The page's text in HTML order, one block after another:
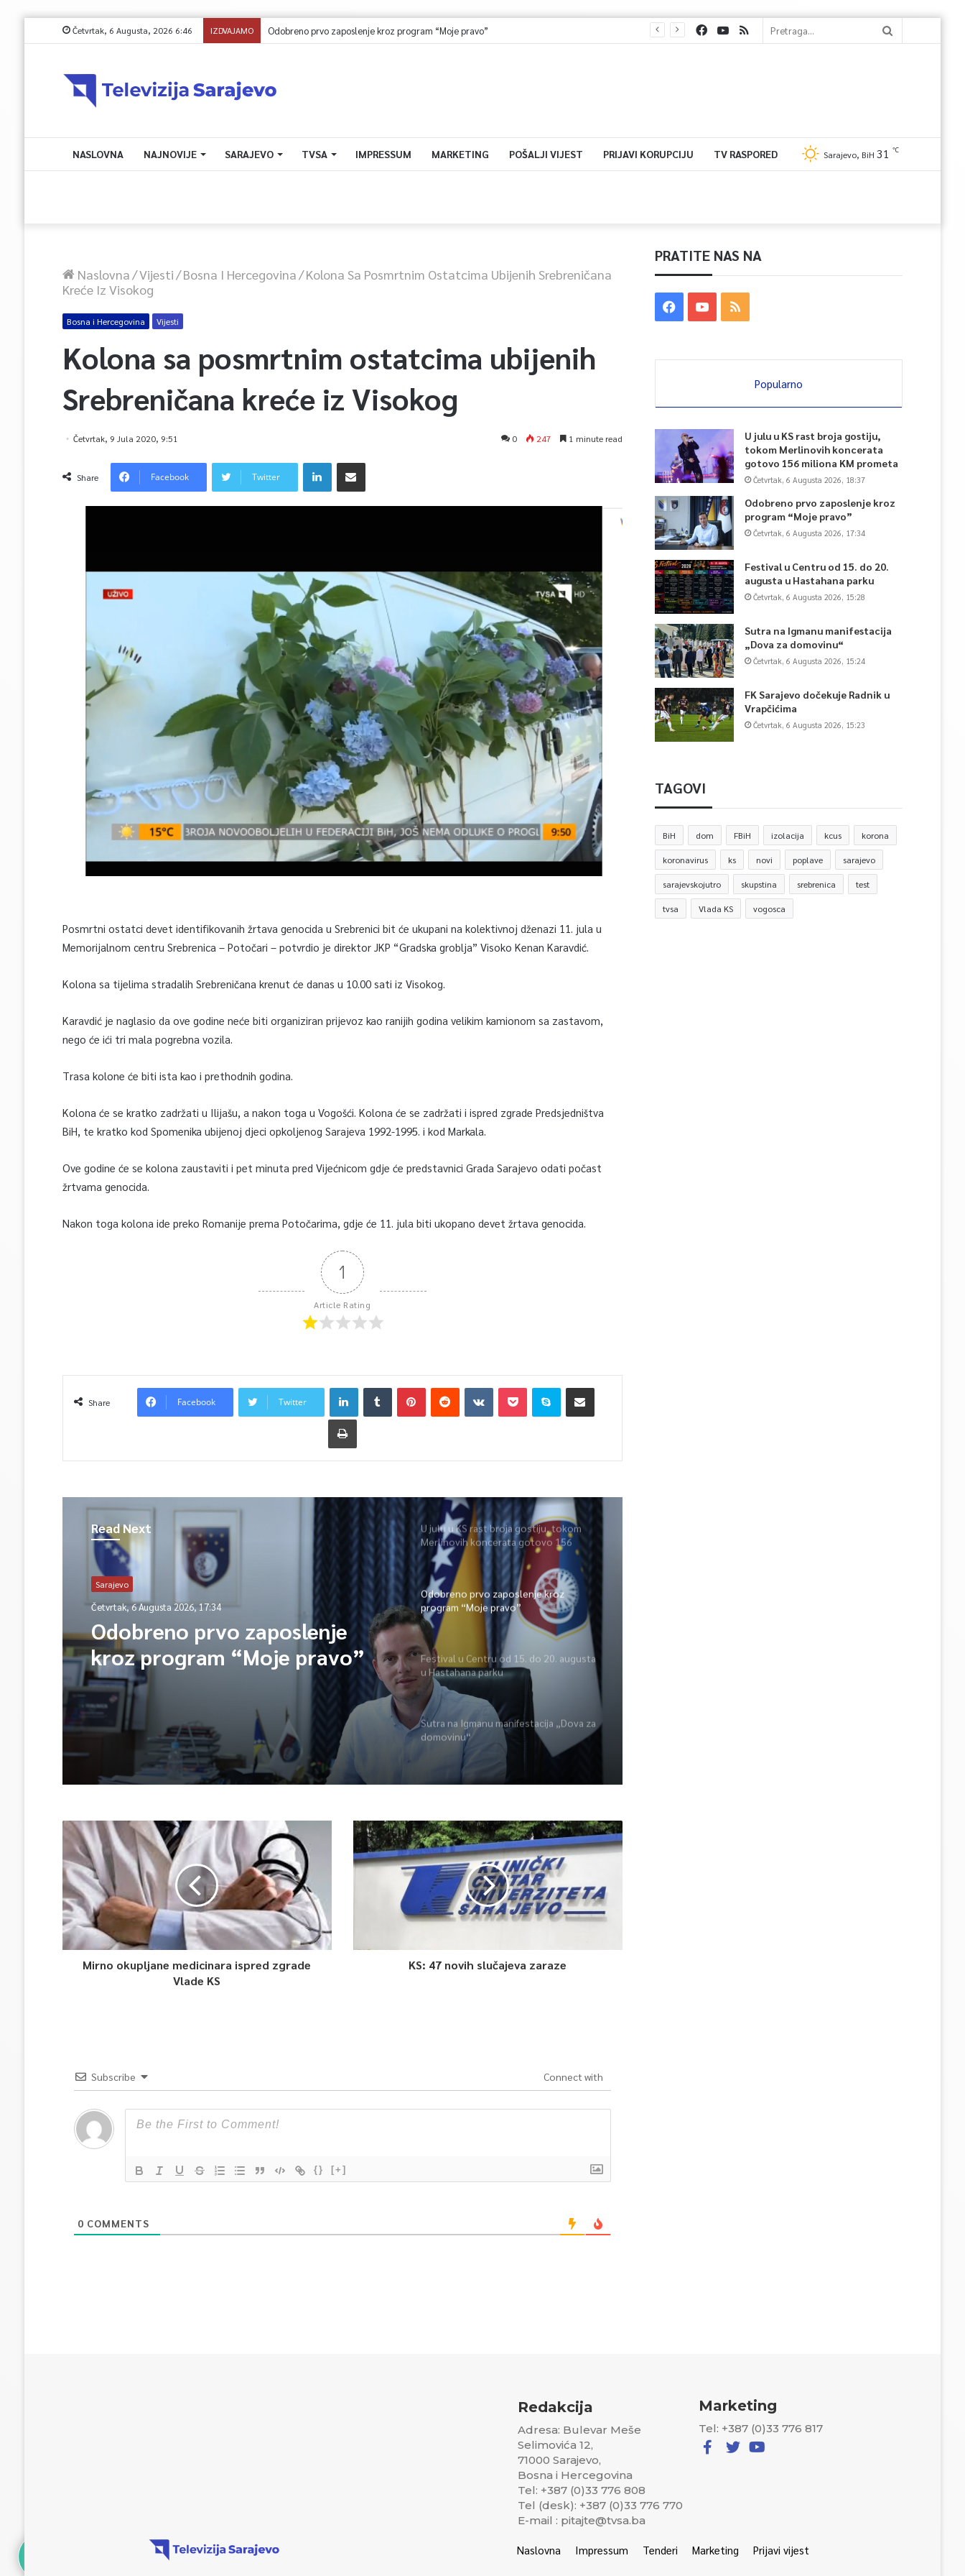
Četvrtak, 6 Augusta, 2026 6:46 IZDVAJAMO
NASLOVNA NAJNOVIJE SARAJEVO TVSA IMPRESSUM MARKETING POŠALJI VIJEST PRIJAVI KORUPCIJU TV RASPORED Sarajevo, BiH 31 ℃
Naslovna/Vijesti/Bosna I Hercegovina/Kolona Sa Posmrtnim Ostatcima Ubijenih Srebreničana
Kreće Iz Visokog
Bosna i Hercegovina Vijesti
Kolona sa posmrtnim ostatcima ubijenih
Srebreničana kreće iz Visokog
Četvrtak, 9 Jula 2020, 9:51 0 247 1 minute read
Share Facebook Twitter
Posmrtni ostatci devet identifikovanih žrtava genocida u Srebrenici bit će ukupani na kolektivnoj dženazi 11. jula u
Memorijalnom centru Srebrenica – Potočari – potvrdio je direktor JKP “Gradska groblja” Visoko Kenan Karavdić.
Kolona sa tijelima stradalih Srebreničana krenut će danas u 10.00 sati iz Visokog.
Karavdić je naglasio da ove godine neće biti organiziran prijevoz kao ranijih godina velikim kamionom sa zastavom,
nego će ići tri mala pogrebna vozila.
Trasa kolone će biti ista kao i prethodnih godina.
Kolona će se kratko zadržati u Ilijašu, a nakon toga u Vogošći. Kolona će se zadržati i ispred zgrade Predsjedništva
BiH, te kratko kod Spomenika ubijenoj djeci opkoljenog Sarajeva 1992-1995. i kod Markala.
Ove godine će se kolona zaustaviti i pet minuta pred Vijećnicom gdje će predstavnici Grada Sarajevo odati počast
žrtvama genocida.
Nakon toga kolona ide preko Romanije prema Potočarima, gdje će 11. jula biti ukopano devet žrtava genocida.
1
Article Rating
Share Facebook Twitter
Read Next
Sarajevo
Četvrtak, 6 Augusta 2026, 17:34
Odobreno prvo zaposlenje
kroz program “Moje pravo”
U julu u KS rast broja gostiju, tokom
Merlinovih koncerata gotovo 156
miliona KM prometa
Odobreno prvo zaposlenje kroz
program “Moje pravo”
Festival u Centru od 15. do 20. augusta
u Hastahana parku
Sutra na Igmanu manifestacija „Dova za
domovinu“
Mirno okupljane medicinara ispred zgrade
Vlade KS
KS: 47 novih slučajeva zaraze
Subscribe Connect with
{} [+]
0 COMMENTS
PRATITE NAS NA
Popularno
U julu u KS rast broja gostiju,
tokom Merlinovih koncerata
gotovo 156 miliona KM prometa
Četvrtak, 6 Augusta 2026, 18:37
Odobreno prvo zaposlenje kroz
program “Moje pravo”
Četvrtak, 6 Augusta 2026, 17:34
Festival u Centru od 15. do 20.
augusta u Hastahana parku
Četvrtak, 6 Augusta 2026, 15:28
Sutra na Igmanu manifestacija
„Dova za domovinu“
Četvrtak, 6 Augusta 2026, 15:24
FK Sarajevo dočekuje Radnik u
Vrapčićima
Četvrtak, 6 Augusta 2026, 15:23
TAGOVI
BiH dom FBiH izolacija kcus korona
koronavirus ks novi poplave sarajevo
sarajevskojutro skupstina srebrenica test
tvsa Vlada KS vogosca
Redakcija
Adresa: Bulevar Meše
Selimovića 12,
71000 Sarajevo,
Bosna i Hercegovina
Tel: +387 (0)33 776 808
Tel (desk): +387 (0)33 776 770
E-mail : pitajte@tvsa.ba
Marketing
Tel: +387 (0)33 776 817
Naslovna Impressum Tenderi Marketing Prijavi vijest